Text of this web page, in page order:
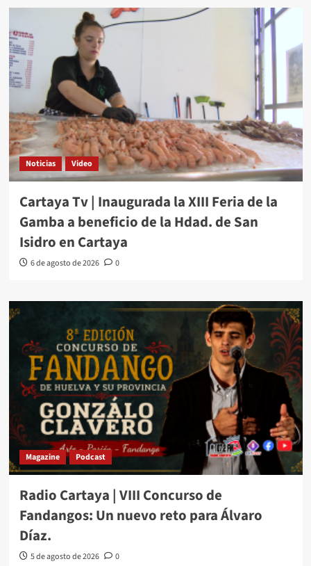
Noticias Video
Cartaya Tv | Inaugurada la XIII Feria de la
Gamba a beneficio de la Hdad. de San
Isidro en Cartaya
6 de agosto de 2026 0
Magazine Podcast
Radio Cartaya | VIII Concurso de
Fandangos: Un nuevo reto para Álvaro
Díaz.
5 de agosto de 2026 0